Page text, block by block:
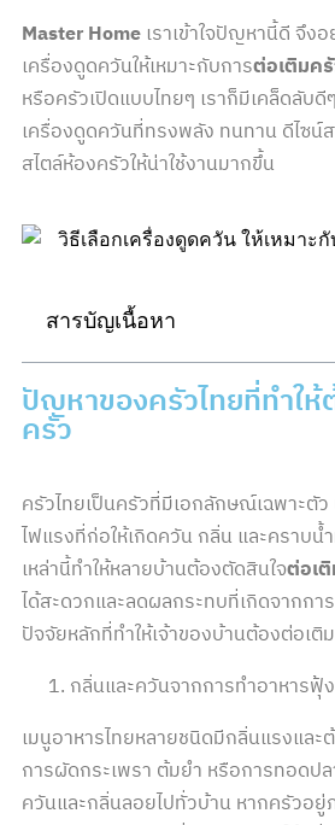
Master Home เราเข้าใจปัญหานี้ดี จึง
เครื่องดูดควันให้เหมาะกับการต่อเติมค
หรือครัวเปิดแบบไทยๆ เราก็มีเคล็ดลับ
เครื่องดูดควันที่ทรงพลัง ทนทาน ดีไซน์
สไตล์ห้องครัวให้น่าใช้งานมากขึ้น
สารบัญเนื้อหา
ปัญหาของครัวไทยที่ทำใ
ครัว
ครัวไทยเป็นครัวที่มีเอกลักษณ์เฉพาะตัว
ไฟแรงที่ก่อให้เกิดควัน กลิ่น และคราบ
เหล่านี้ทำให้หลายบ้านต้องตัดสินใจต่อเ
ได้สะดวกและลดผลกระทบที่เกิดจากกา
ปัจจัยหลักที่ทำให้เจ้าของบ้านต้องต่อเติ
กลิ่นและควันจากการทำอาหารฟุ้
เมนูอาหารไทยหลายชนิดมีกลิ่นแรงและ
การผัดกระเพรา ต้มยำ หรือการทอดปล
ควันและกลิ่นลอยไปทั่วบ้าน หากครัวอยู่